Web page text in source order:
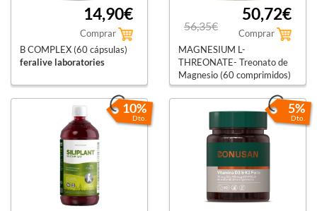
14,90€
Comprar
B COMPLEX (60 cápsulas)
feralive laboratories
56,35€
50,72€
Comprar
MAGNESIUM L-
THREONATE- Treonato de
Magnesio (60 comprimidos)
kal
10%
Dto.
5%
Dto.